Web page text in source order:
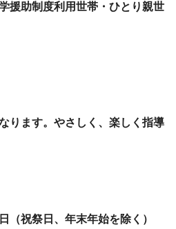
援助制度利用世帯・ひとり親世
ります。やさしく、楽しく指導
（祝祭日、年末年始を除く）